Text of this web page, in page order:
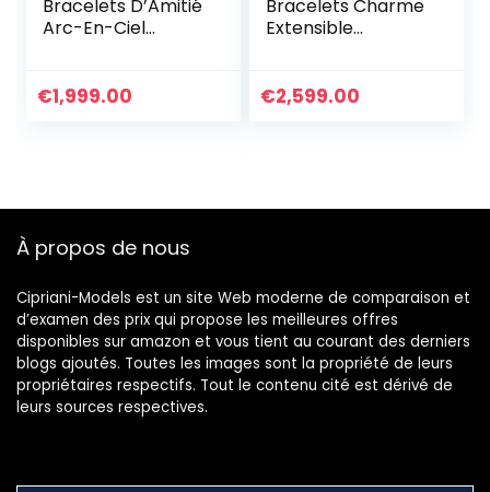
Bracelets D’Amitié
Arc-En-Ciel
Main Bracelets
€1,999.00
Bracelets Charme
Extensible
Rang De Bonbons
€2,599.00
À propos de nous
Cipriani-Models est un site Web moderne de comparaison et
d’examen des prix qui propose les meilleures offres
disponibles sur amazon et vous tient au courant des derniers
blogs ajoutés. Toutes les images sont la propriété de leurs
propriétaires respectifs. Tout le contenu cité est dérivé de
leurs sources respectives.